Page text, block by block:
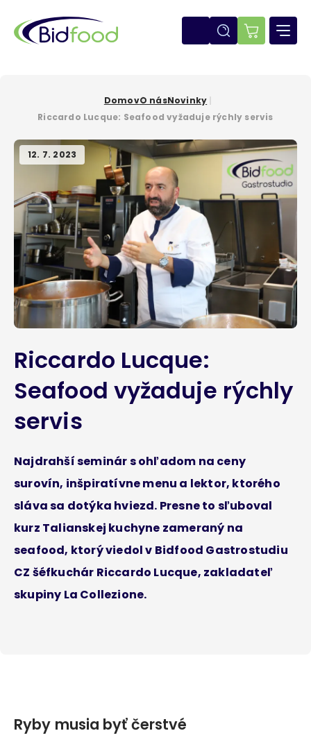
hlavný
obsah
E-
Omrvinka
DomovO násNovinky
Riccardo Lucque: Seafood vyžaduje rýchly servis
12. 7. 2023
Riccardo Lucque:
Seafood vyžaduje rýchly
servis
Najdrahší seminár s ohľadom na ceny
surovín, inšpiratívne menu a lektor, ktorého
sláva sa dotýka hviezd. Presne to sľuboval
kurz Talianskej kuchyne zameraný na
seafood, ktorý viedol v Bidfood Gastrostudiu
CZ šéfkuchár Riccardo Lucque, zakladateľ
skupiny La Collezione.
Ryby musia byť čerstvé